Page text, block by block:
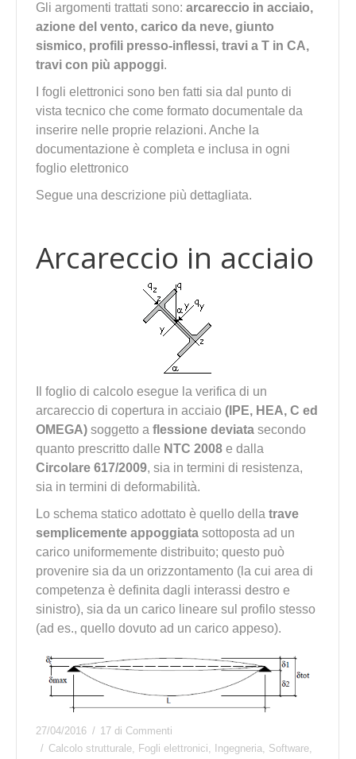
Gli argomenti trattati sono: arcareccio in acciaio,
azione del vento, carico da neve, giunto
sismico, profili presso-inflessi, travi a T in CA,
travi con più appoggi.
I fogli elettronici sono ben fatti sia dal punto di
vista tecnico che come formato documentale da
inserire nelle proprie relazioni. Anche la
documentazione è completa e inclusa in ogni
foglio elettronico
Segue una descrizione più dettagliata.
Arcareccio in acciaio
Il foglio di calcolo esegue la verifica di un
arcareccio di copertura in acciaio (IPE, HEA, C ed
OMEGA) soggetto a flessione deviata secondo
quanto prescritto dalle NTC 2008 e dalla
Circolare 617/2009, sia in termini di resistenza,
sia in termini di deformabilità.
Lo schema statico adottato è quello della trave
semplicemente appoggiata sottoposta ad un
carico uniformemente distribuito; questo può
provenire sia da un orizzontamento (la cui area di
competenza è definita dagli interassi destro e
sinistro), sia da un carico lineare sul profilo stesso
(ad es., quello dovuto ad un carico appeso).
27/04/2016
17 di Commenti
Calcolo strutturale, Fogli elettronici, Ingegneria, Software,